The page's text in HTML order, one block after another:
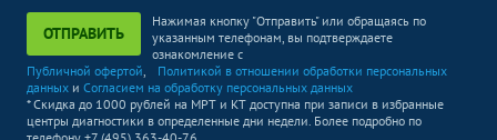
ОТПРАВИТЬ
Нажимая кнопку "Отправить" или обращаясь по
указанным телефонам, вы подтверждаете
ознакомление с
Публичной офертой,
Политикой в отношении обработки персональных
данных и Согласием на обработку персональных данных
* Скидка до 1000 рублей на МРТ и КТ доступна при записи в избранные
центры диагностики в определенные дни недели. Более подробно по